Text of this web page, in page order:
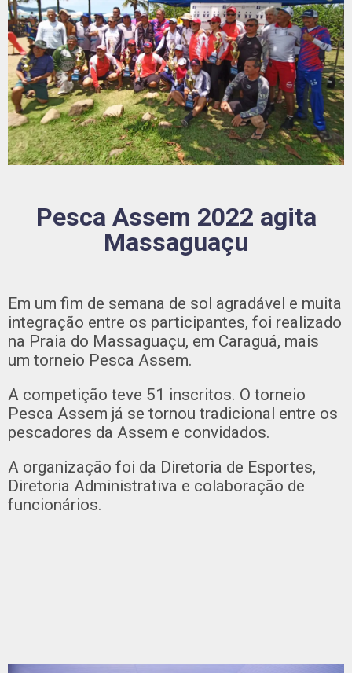
Pesca Assem 2022 agita
Massaguaçu
Em um fim de semana de sol agradável e muita
integração entre os participantes, foi realizado
na Praia do Massaguaçu, em Caraguá, mais
um torneio Pesca Assem.
A competição teve 51 inscritos. O torneio
Pesca Assem já se tornou tradicional entre os
pescadores da Assem e convidados.
A organização foi da Diretoria de Esportes,
Diretoria Administrativa e colaboração de
funcionários.